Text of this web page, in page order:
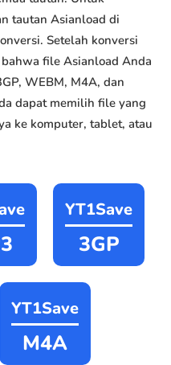
tautan Asianload di
Setelah konversi
file Asianload Anda
WEBM, M4A, dan
dapat memilih file yang
ke komputer, tablet, atau
YT1Save
3GP
YT1Save
M4A